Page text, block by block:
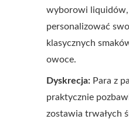
wyborowi liquidów,
personalizować
klasycznych
owoce.
Dyskrecja: Para z
praktycznie
zostawia trwałych